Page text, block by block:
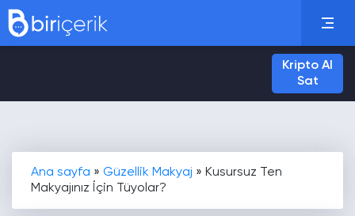
Kripto Al
Sat
Ana sayfa » Güzellik Makyaj » Kusursuz Ten
Makyajınız İçin Tüyolar?